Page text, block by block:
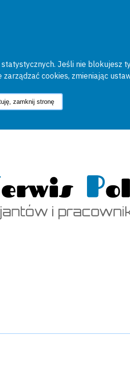
Jeśli nie blokujesz
cookies, zmieniając
zamknij stronę